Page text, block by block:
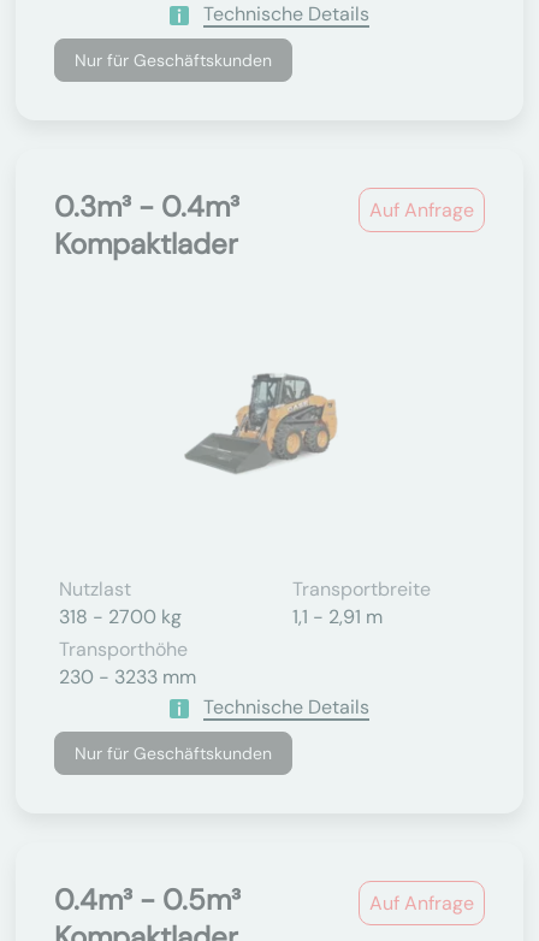
Technische Details
Nur für Geschäftskunden
Auf Anfrage
0.3m³ - 0.4m³
Kompaktlader
Nutzlast
318 - 2700 kg
Transportbreite
1,1 - 2,91 m
Transporthöhe
230 - 3233 mm
Technische Details
Nur für Geschäftskunden
Auf Anfrage
0.4m³ - 0.5m³